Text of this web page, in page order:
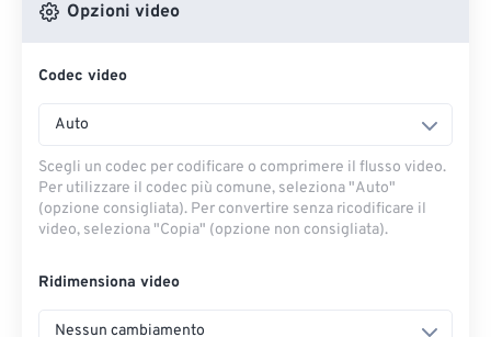
Opzioni video
Codec video
Auto
Scegli un codec per codificare o comprimere il flusso video.
Per utilizzare il codec più comune, seleziona "Auto"
(opzione consigliata). Per convertire senza ricodificare il
video, seleziona "Copia" (opzione non consigliata).
Ridimensiona video
Nessun cambiamento